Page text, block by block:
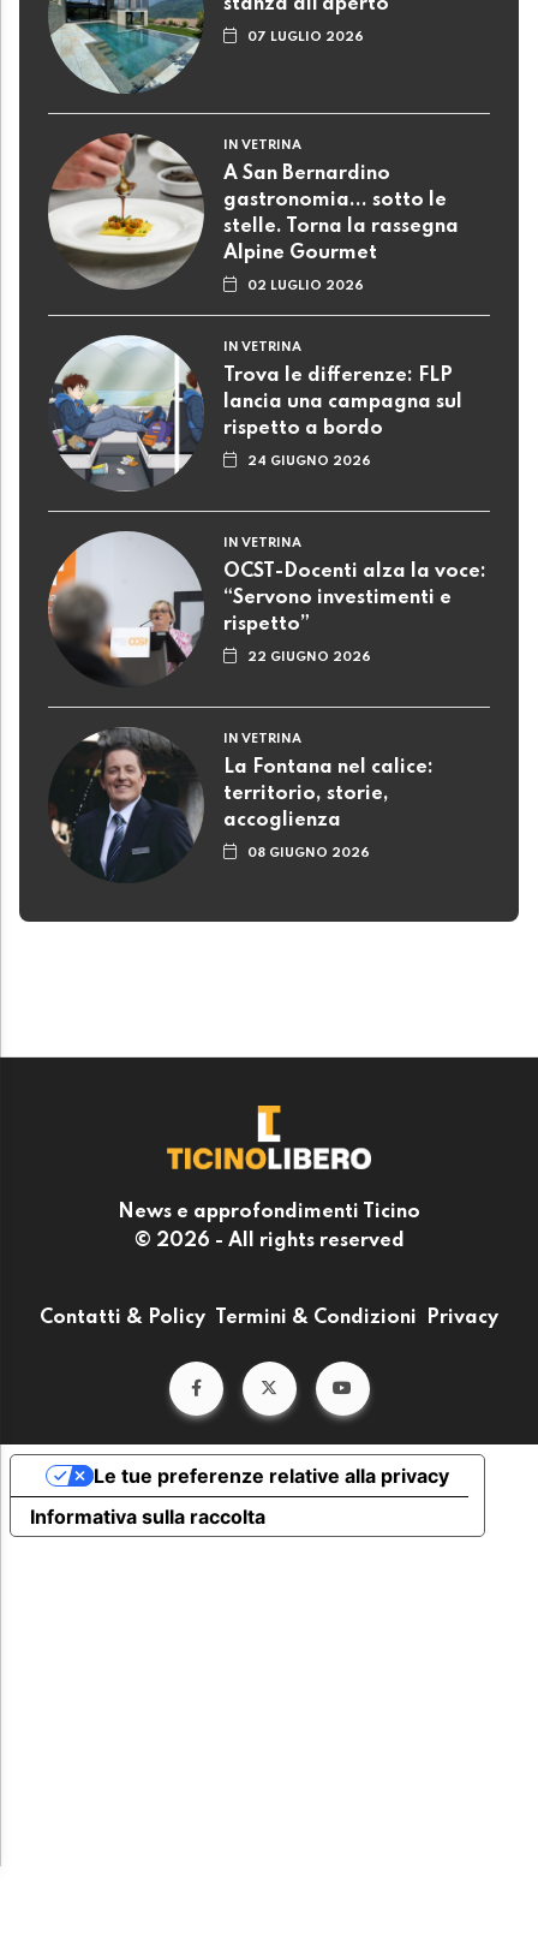
stanza all’aperto
07 LUGLIO 2026
IN VETRINA
A San Bernardino
gastronomia... sotto le
stelle. Torna la rassegna
Alpine Gourmet
02 LUGLIO 2026
IN VETRINA
Trova le differenze: FLP
lancia una campagna sul
rispetto a bordo
24 GIUGNO 2026
IN VETRINA
OCST-Docenti alza la voce:
“Servono investimenti e
rispetto”
22 GIUGNO 2026
IN VETRINA
La Fontana nel calice:
territorio, storie,
accoglienza
08 GIUGNO 2026
News e approfondimenti Ticino
© 2026 - All rights reserved
Contatti & Policy Termini & Condizioni Privacy
Informativa sulla raccolta
Le tue preferenze relative alla privacy